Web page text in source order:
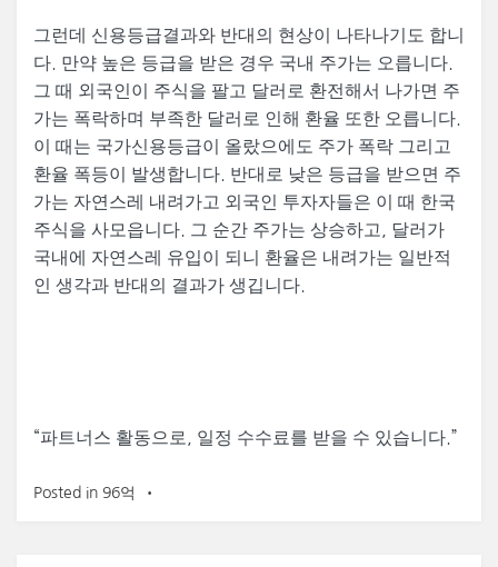
그런데 신용등급결과와 반대의 현상이 나타나기도 합니
다. 만약 높은 등급을 받은 경우 국내 주가는 오릅니다.
그 때 외국인이 주식을 팔고 달러로 환전해서 나가면 주
가는 폭락하며 부족한 달러로 인해 환율 또한 오릅니다.
이 때는 국가신용등급이 올랐으에도 주가 폭락 그리고
환율 폭등이 발생합니다. 반대로 낮은 등급을 받으면 주
가는 자연스레 내려가고 외국인 투자자들은 이 때 한국
주식을 사모읍니다. 그 순간 주가는 상승하고, 달러가
국내에 자연스레 유입이 되니 환율은 내려가는 일반적
인 생각과 반대의 결과가 생깁니다.
“파트너스 활동으로, 일정 수수료를 받을 수 있습니다.”
Posted in 96억